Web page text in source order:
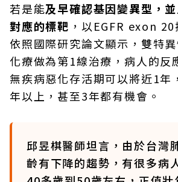
若是能及早確認基因變異型，
對應的標靶 ，以EGFR exon 20
依照國際研究論文顯示，雙特
化療做為第1線治療，病人的反
無疾病惡化存活期可以將近1年
年以上，甚至3年都有機會。
邱昱棋醫師坦言，由於台灣
齡有下降的趨勢，有很多病